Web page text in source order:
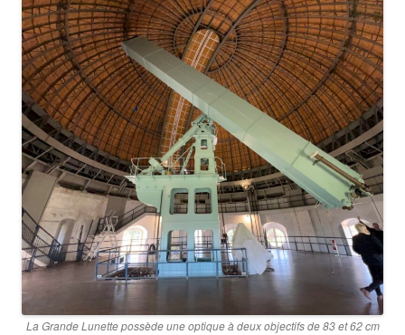
La Grande Lunette possède une optique à deux objectifs de 83 et 62 cm